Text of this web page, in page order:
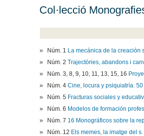
Col·lecció
Núm. 1 La mecánica de la creación
Núm. 2Trajectòries, abandons i
Núm. 3, 8, 9, 10, 11, 13, 15, 16
Núm. 4Cine, locura y psiquiatría.
Núm. 5 Fracturas sociales y
Núm. 6 Modelos de formación
Núm. 7 16 Monográficos sobre la
Núm. 12 Els memes, la imatge del s.